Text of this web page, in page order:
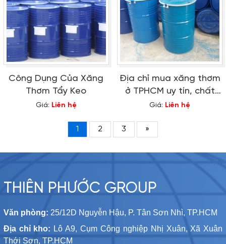
Công Dụng Của Xăng
Thơm Tẩy Keo
Giá: Liên hệ
Địa chỉ mua xăng thơm
ở TPHCM uy tín, chất
lượng, giá tốt
Giá: Liên hệ
1 2 3 »
THIÊN PHƯỚC GROUP
Văn phòng: 25/12D Nguyễn Hậu, P. Tân Sơn Nhì, TP.HCM
Địa chỉ kho: Lô A9, Cụm Công nghiệp Nhị Xuân, Xã Xuân
Thới Sơn, TP.HCM